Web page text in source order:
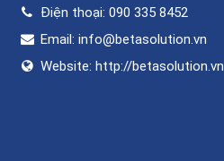
Điện thoại: 090 335 8452
Email: info@betasolution.vn
Website: http://betasolution.vn